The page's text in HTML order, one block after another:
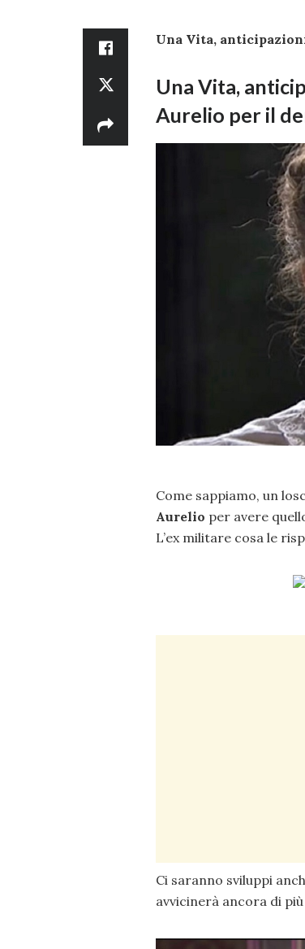
Una Vita,
Una Vita,
Aurelio per il
Come sappiamo, un
Aurelio per avere
L’ex militare cosa le
Ci saranno sviluppi
avvicinerà ancora di